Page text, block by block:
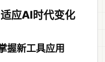
应AI时代变化
握新工具应用